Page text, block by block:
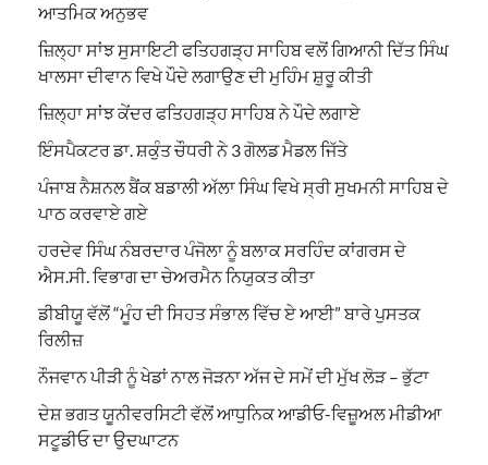
ਆਤਮਿਕ ਅਨੁਭਵ
ਜ਼ਿਲ੍ਹਾ ਸਾਂਝ ਸੁਸਾਇਟੀ ਫਤਿਹਗੜ੍ਹ ਸਾਹਿਬ ਵਲੋਂ ਗਿਆਨੀ ਦਿੱਤ ਸਿੰਘ
ਖਾਲਸਾ ਦੀਵਾਨ ਵਿਖੇ ਪੌਦੇ ਲਗਾਉਣ ਦੀ ਮੁਹਿੰਮ ਸ਼ੁਰੂ ਕੀਤੀ
ਜ਼ਿਲ੍ਹਾ ਸਾਂਝ ਕੇਂਦਰ ਫਤਿਹਗੜ੍ਹ ਸਾਹਿਬ ਨੇ ਪੌਦੇ ਲਗਾਏ
ਇੰਸਪੈਕਟਰ ਡਾ. ਸ਼ਕੁੰਤ ਚੌਧਰੀ ਨੇ 3 ਗੋਲਡ ਮੈਡਲ ਜਿੱਤੇ
ਪੰਜਾਬ ਨੈਸ਼ਨਲ ਬੈਂਕ ਬਡਾਲੀ ਅੱਲਾ ਸਿੰਘ ਵਿਖੇ ਸ੍ਰੀ ਸੁਖਮਨੀ ਸਾਹਿਬ ਦੇ
ਪਾਠ ਕਰਵਾਏ ਗਏ
ਹਰਦੇਵ ਸਿੰਘ ਨੰਬਰਦਾਰ ਪੰਜੋਲਾ ਨੂੰ ਬਲਾਕ ਸਰਹਿੰਦ ਕਾਂਗਰਸ ਦੇ
ਐਸ.ਸੀ. ਵਿਭਾਗ ਦਾ ਚੇਅਰਮੈਨ ਨਿਯੁਕਤ ਕੀਤਾ
ਡੀਬੀਯੂ ਵੱਲੋਂ “ਮੂੰਹ ਦੀ ਸਿਹਤ ਸੰਭਾਲ ਵਿੱਚ ਏ ਆਈ” ਬਾਰੇ ਪੁਸਤਕ
ਰਿਲੀਜ਼
ਨੌਜਵਾਨ ਪੀੜੀ ਨੂੰ ਖੇਡਾਂ ਨਾਲ ਜੋੜਨਾ ਅੱਜ ਦੇ ਸਮੇਂ ਦੀ ਮੁੱਖ ਲੋੜ – ਭੁੱਟਾ
ਦੇਸ਼ ਭਗਤ ਯੂਨੀਵਰਸਿਟੀ ਵੱਲੋਂ ਆਧੁਨਿਕ ਆਡੀਓ-ਵਿਜ਼ੂਅਲ ਮੀਡੀਆ
ਸਟੂਡੀਓ ਦਾ ਉਦਘਾਟਨ